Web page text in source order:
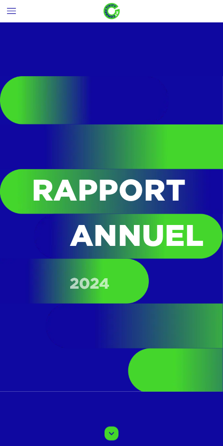
ANNUEL
2024
RAPPORT